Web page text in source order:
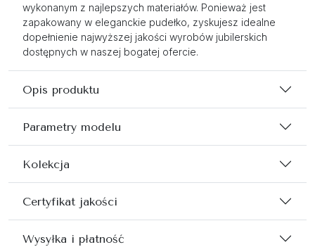
wykonanym z najlepszych materiałów. Ponieważ jest
zapakowany w eleganckie pudełko, zyskujesz idealne
dopełnienie najwyższej jakości wyrobów jubilerskich
dostępnych w naszej bogatej ofercie.
Opis produktu
Parametry modelu
Kolekcja
Certyfikat jakości
Wysyłka i płatność